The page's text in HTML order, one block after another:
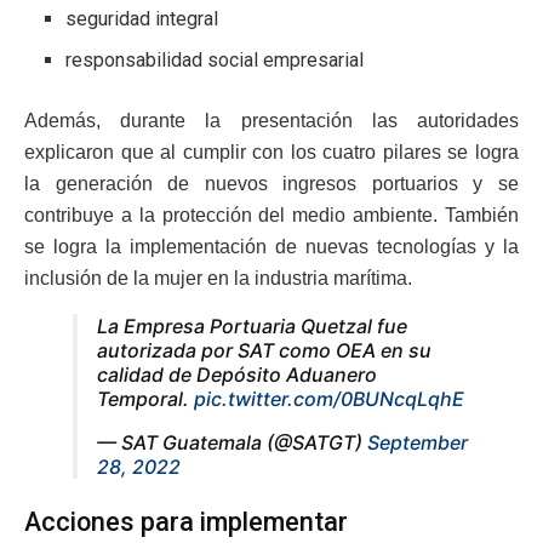
seguridad integral
responsabilidad social empresarial
Además, durante la presentación las autoridades
explicaron que al cumplir con los cuatro pilares se logra
la generación de nuevos ingresos portuarios y se
contribuye a la protección del medio ambiente. También
se logra la implementación de nuevas tecnologías y la
inclusión de la mujer en la industria marítima.
La Empresa Portuaria Quetzal fue
autorizada por SAT como OEA en su
calidad de Depósito Aduanero
Temporal. pic.twitter.com/0BUNcqLqhE
— SAT Guatemala (@SATGT) September
28, 2022
Acciones para implementar